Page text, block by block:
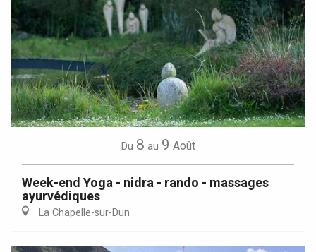
Du 8 au 9 Août
Week-end Yoga - nidra - rando - massages
ayurvédiques
La Chapelle-sur-Dun